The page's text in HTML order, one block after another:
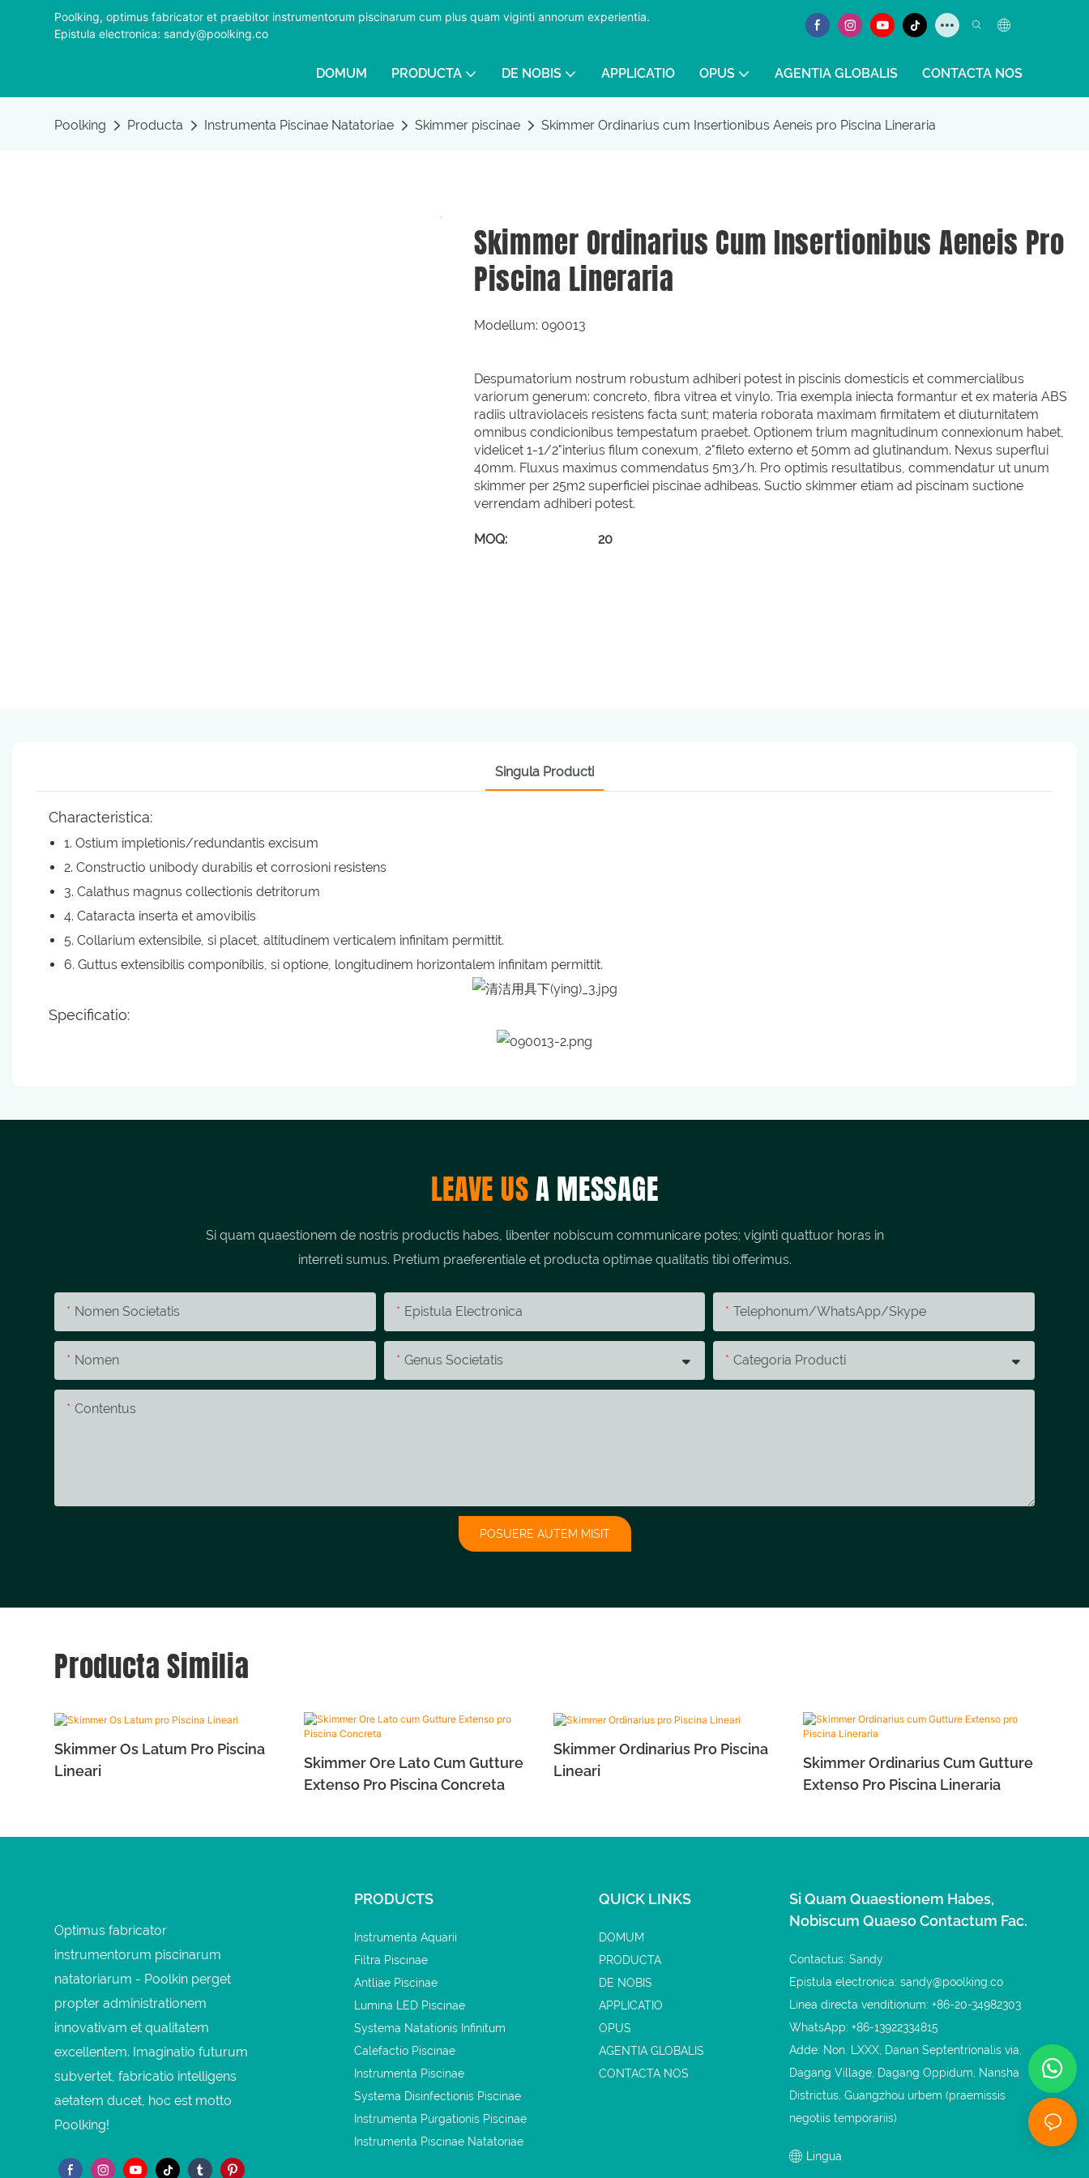
Poolking, optimus fabricator et praebitor instrumentorum piscinarum cum plus quam viginti annorum experientia.
Epistula electronica: sandy@poolking.co
DOMUM PRODUCTA DE NOBIS APPLICATIO OPUS AGENTIA GLOBALIS CONTACTA NOS
Poolking Producta Instrumenta Piscinae Natatoriae Skimmer piscinae Skimmer Ordinarius cum Insertionibus Aeneis pro Piscina Lineraria
Skimmer Ordinarius Cum Insertionibus Aeneis Pro
Piscina Lineraria
Modellum: 090013
Despumatorium nostrum robustum adhiberi potest in piscinis domesticis et commercialibus
variorum generum: concreto, fibra vitrea et vinylo. Tria exempla iniecta formantur et ex materia ABS
radiis ultraviolaceis resistens facta sunt; materia roborata maximam firmitatem et diuturnitatem
omnibus condicionibus tempestatum praebet. Optionem trium magnitudinum connexionum habet,
videlicet 1-1/2"interius filum conexum, 2"fileto externo et 50mm ad glutinandum. Nexus superflui
40mm. Fluxus maximus commendatus 5m3/h. Pro optimis resultatibus, commendatur ut unum
skimmer per 25m2 superficiei piscinae adhibeas. Suctio skimmer etiam ad piscinam suctione
verrendam adhiberi potest.
MOQ: 20
Singula Producti
Characteristica:
1. Ostium impletionis/redundantis excisum
2. Constructio unibody durabilis et corrosioni resistens
3. Calathus magnus collectionis detritorum
4. Cataracta inserta et amovibilis
5. Collarium extensibile, si placet, altitudinem verticalem infinitam permittit.
6. Guttus extensibilis componibilis, si optione, longitudinem horizontalem infinitam permittit.
Specificatio:
LEAVE USA MESSAGE
Si quam quaestionem de nostris productis habes, libenter nobiscum communicare potes; viginti quattuor horas in
interreti sumus. Pretium praeferentiale et producta optimae qualitatis tibi offerimus.
Nomen Societatis Epistula Electronica Telephonum/whatsApp/skype
Nomen Genus Societatis Categoria Producti
Contentus
POSUERE AUTEM MISIT
Producta Similia
Skimmer Os Latum Pro Piscina
Lineari
Skimmer Ore Lato Cum Gutture
Extenso Pro Piscina Concreta
Skimmer Ordinarius Pro Piscina
Lineari
Skimmer Ordinarius Cum Gutture
Extenso Pro Piscina Lineraria
Optimus fabricator
instrumentorum piscinarum
natatoriarum - Poolkin perget
propter administrationem
innovativam et qualitatem
excellentem. Imaginatio futurum
subvertet, fabricatio intelligens
aetatem ducet, hoc est motto
Poolking!
PRODUCTS
Instrumenta Aquarii
Filtra Piscinae
Antliae Piscinae
Lumina LED Piscinae
Systema Natationis Infinitum
Calefactio Piscinae
Instrumenta Piscinae
Systema Disinfectionis Piscinae
Instrumenta Purgationis Piscinae
Instrumenta Piscinae Natatoriae
QUICK LINKS
DOMUM
PRODUCTA
DE NOBIS
APPLICATIO
OPUS
AGENTIA GLOBALIS
CONTACTA NOS
Si Quam Quaestionem Habes,
Nobiscum Quaeso Contactum Fac.
Contactus: Sandy
Epistula electronica:sandy@poolking.co
Linea directa venditionum: +86-20-34982303
WhatsApp: +86-13922334815
Adde: Non. LXXX, Danan Septentrionalis via,
Dagang Village, Dagang Oppidum, Nansha
Districtus, Guangzhou urbem (praemissis
negotiis temporariis)
Lingua